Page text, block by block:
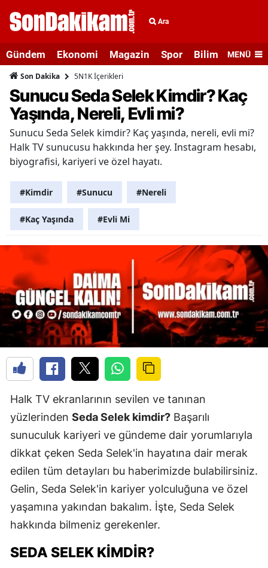
Ara
Gündem Ekonomi Magazin Spor Bilim veMENÜ
Son Dakika 5N1K İçerikleri
Sunucu Seda Selek Kimdir? Kaç
Yaşında, Nereli, Evli mi?
Sunucu Seda Selek kimdir? Kaç yaşında, nereli, evli mi?
Halk TV sunucusu hakkında her şey. Instagram hesabı,
biyografisi, kariyeri ve özel hayatı.
#Kimdir #Sunucu #Nereli
#Kaç Yaşında #Evli Mi
Halk TV ekranlarının sevilen ve tanınan
yüzlerinden Seda Selek kimdir? Başarılı
sunuculuk kariyeri ve gündeme dair yorumlarıyla
dikkat çeken Seda Selek'in hayatına dair merak
edilen tüm detayları bu haberimizde bulabilirsiniz.
Gelin, Seda Selek'in kariyer yolculuğuna ve özel
yaşamına yakından bakalım. İşte, Seda Selek
hakkında bilmeniz gerekenler.
SEDA SELEK KIMDIR?